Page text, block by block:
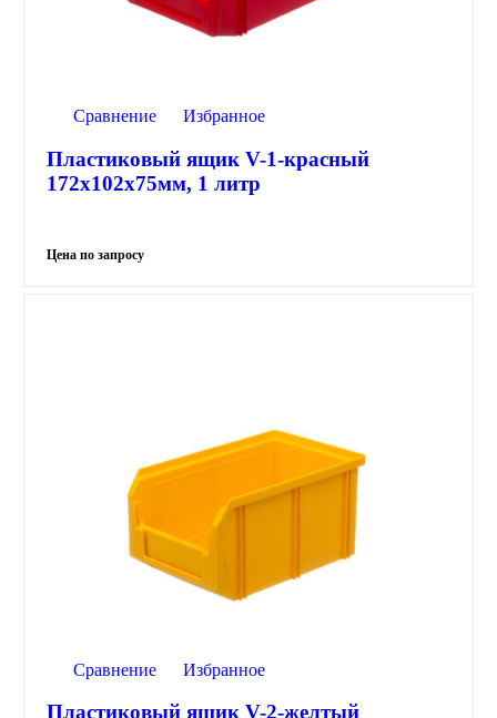
Сравнение Избранное
Пластиковый ящик V-1-красный
172х102х75мм, 1 литр
Сравнение Избранное
Пластиковый ящик V-2-желтый